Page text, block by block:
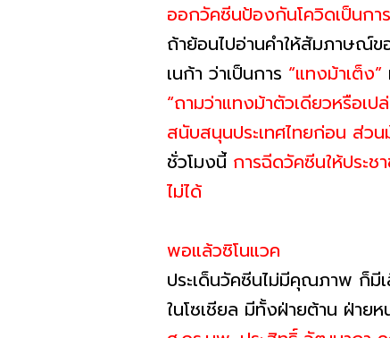
ออกวัคซีนป้องกันโควิดเป็นกา
ถ้าย้อนไปอ่านคำให้สัมภาษณ์
เนก้า ว่าเป็นการ “แทงม้าเต็ง”
“ถามว่าแทงม้าตัวเดียวหรือเป
สนับสนุนประเทศไทยก่อน ส่วน
ชั่วโมงนี้ การฉีดวัคซีนให้ประช
ไม่ได้
พอแล้วซิโนแวค
ประเด็นวัคซีนไม่มีคุณภาพ ก็มี
ในโซเชียล มีทั้งฝ่ายต้าน ฝ่ายห